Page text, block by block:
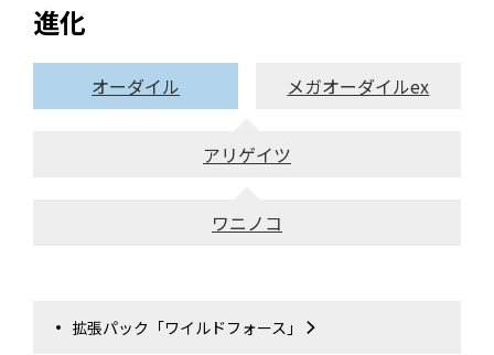
進化
オーダイル メガオーダイルex
アリゲイツ
ワニノコ
拡張パック「ワイルドフォース」